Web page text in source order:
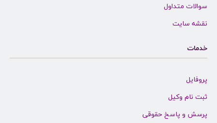
سوالات متداول
نقشه سایت
خدمات
پروفایل
ثبت نام وکیل
پرسش و پاسخ حقوقی